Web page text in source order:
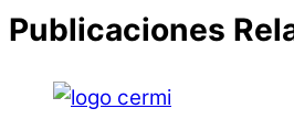
Publicaciones